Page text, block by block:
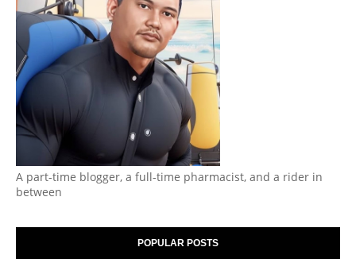
A part-time blogger, a full-time pharmacist, and a rider in
between
POPULAR POSTS